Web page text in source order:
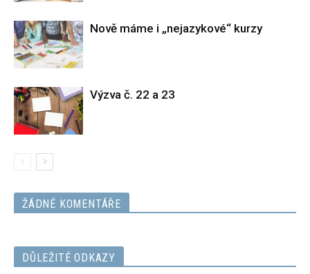
Nově máme i „nejazykové“ kurzy
Výzva č. 22 a 23
ŽÁDNÉ KOMENTÁŘE
DŮLEŽITÉ ODKAZY